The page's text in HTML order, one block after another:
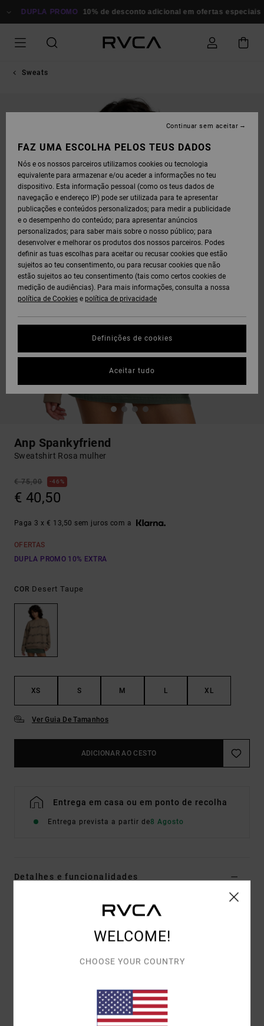
PARA DUPLA PROMO 10% de desconto adicional em ofertas especiais
Sweats
Anp Spankyfriend
Sweatshirt Rosa mulher
€ 75,00 46%
€ 40,50
Paga 3 x € 13,50 sem juros com a
OFERTAS
DUPLA PROMO 10% EXTRA
COR Desert Taupe
XS S M L XL
Ver Guia De Tamanhos
ADICIONAR AO CESTO
Entrega em casa ou em ponto de recolha
Entrega prevista a partir de8 Agosto
Detalhes e funcionalidades
Sweatshirt Rosa mulher
Decote relaxed redondo
Serigrafia por toda a peça.
WELCOME!
CHOOSE YOUR COUNTRY
FAZ UMA ESCOLHA PELOS TEUS DADOS
Nós e os nossos parceiros utilizamos cookies ou tecnologia
equivalente para armazenar e/ou aceder a informações no teu
dispositivo. Esta informação pessoal (como os teus dados de
navegação e endereço IP) pode ser utilizada para te apresentar
publicações e conteúdos personalizados; para medir a publicidade
e o desempenho do conteúdo; para apresentar anúncios
personalizados; para saber mais sobre o nosso público; para
desenvolver e melhorar os produtos dos nossos parceiros. Podes
definir as tuas escolhas para aceitar ou recusar cookies que estão
sujeitos ao teu consentimento, ou para recusar cookies que não
estão sujeitos ao teu consentimento (tais como certos cookies de
medição de audiências). Para mais informações, consulta a nossa
política de Cookies e política de privacidade
Definições de cookies
Continuar sem aceitar
Aceitar tudo